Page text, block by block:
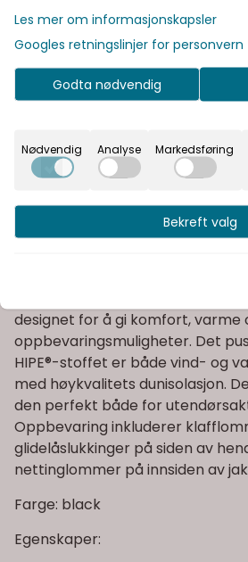
På lager
Rask levering
Kvalitetsprodukter
Informasjon
Peak Performance MountainLine
designet for å gi komfort, varme
oppbevaringsmuligheter. Det
HIPE®-stoffet er både vind- og
med høykvalitets dunisolasjon.
den perfekt både for
Oppbevaring inkluderer
glidelåslukkinger på siden av
nettinglommer på innsiden av
Farge: black
Egenskaper:
Les mer om informasjonskapsler
Googles retningslinjer for personvern
Godta nødvendig
Nødvendig Analyse Markedsføring
Bekreft valg